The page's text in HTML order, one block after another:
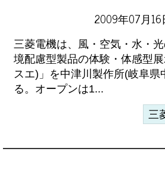
2009年07月16
三菱電機は、風・空気・水・
境配慮型製品の体験・体感型
スエ)」を中津川製作所(岐阜県
る。オープンは1...
三